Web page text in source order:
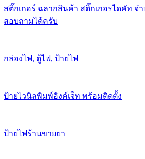
สติ๊กเกอร์ ฉลากสินค้า สติ๊กเกอรไดคัท จ
สอบถามได้ครับ
กล่องไฟ, ตู้ไฟ, ป้ายไฟ
ป้ายไวนิลพิมพ์อิงค์เจ็ท พร้อมติดตั้ง
ป้ายไฟร้านขายยา